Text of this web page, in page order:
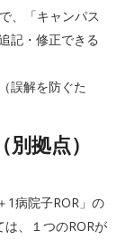
、「キャンパス
記・修正できる
誤解を防ぐた
拠点）
1病院子ROR」の
、１つのRORが